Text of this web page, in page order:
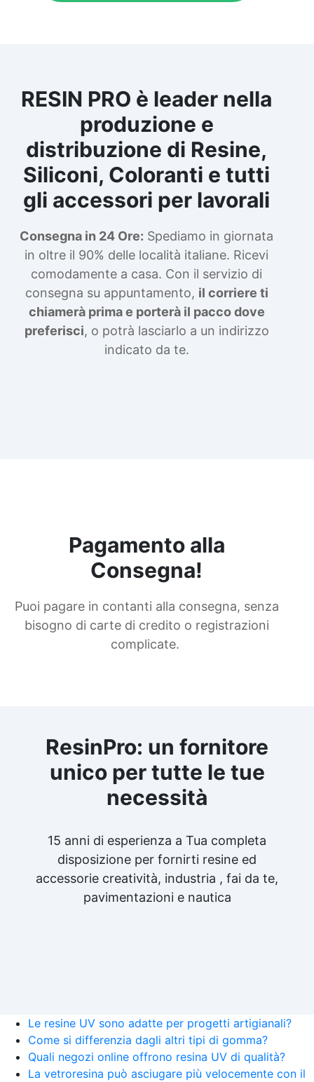
RESIN PRO è leader nella
produzione e
distribuzione di Resine,
Siliconi, Coloranti e tutti
gli accessori per lavorali
Consegna in 24 Ore: Spediamo in giornata
in oltre il 90% delle località italiane. Ricevi
comodamente a casa. Con il servizio di
consegna su appuntamento, il corriere ti
chiamerà prima e porterà il pacco dove
preferisci, o potrà lasciarlo a un indirizzo
indicato da te.
Pagamento alla
Consegna!
Puoi pagare in contanti alla consegna, senza
bisogno di carte di credito o registrazioni
complicate.
ResinPro: un fornitore
unico per tutte le tue
necessità
15 anni di esperienza a Tua completa
disposizione per fornirti resine ed
accessorie creatività, industria , fai da te,
pavimentazioni e nautica
Le resine UV sono adatte per progetti artigianali?
Come si differenzia dagli altri tipi di gomma?
Quali negozi online offrono resina UV di qualità?
La vetroresina può asciugare più velocemente con il